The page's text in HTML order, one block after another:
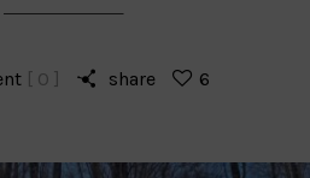
[ 0 ] share 6